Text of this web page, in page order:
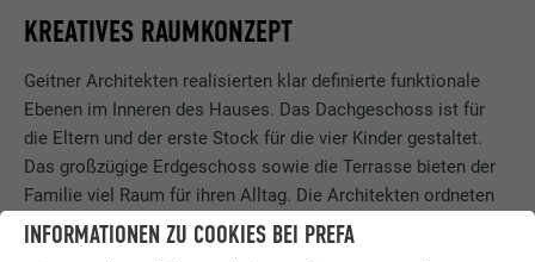
KREATIVES RAUMKONZEPT
Geitner Architekten realisierten klar definierte funktionale
Ebenen im Inneren des Hauses. Das Dachgeschoss ist für
die Eltern und der erste Stock für die vier Kinder gestaltet.
Das großzügige Erdgeschoss sowie die Terrasse bieten der
Familie viel Raum für ihren Alltag. Die Architekten ordneten
die Flächen so an, dass sie zum Garten hin orientiert und
INFORMATIONEN ZU COOKIES BEI PREFA